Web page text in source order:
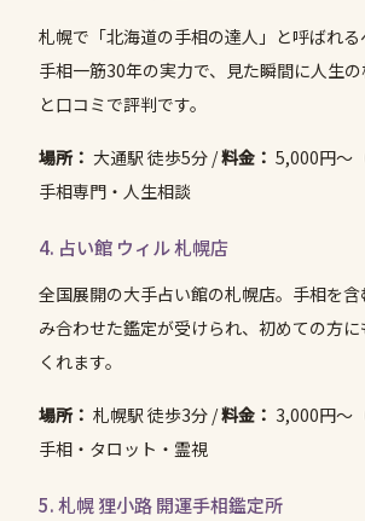
札幌で「北海道の手相の達人」と呼ばれる
手相一筋30年の実力で、見た瞬間に人生
と口コミで評判です。
場所： 大通駅 徒歩5分 /料金： 5,000円〜
手相専門・人生相談
4. 占い館 ウィル 札幌店
全国展開の大手占い館の札幌店。手相を
み合わせた鑑定が受けられ、初めての方
くれます。
場所： 札幌駅 徒歩3分 /料金： 3,000円〜
手相・タロット・霊視
5. 札幌 狸小路 開運手相鑑定所